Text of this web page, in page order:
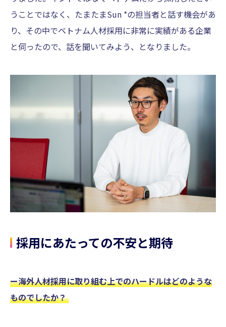
うことではなく、たまたまSun *の担当者と話す機会があ
り、その中でベトナム人材採用に非常に実績がある企業
と伺ったので、話を聞いてみよう、となりました。
採用にあたっての不安と期待
ー海外人材採用に取り組む上でのハードルはどのような
ものでしたか？